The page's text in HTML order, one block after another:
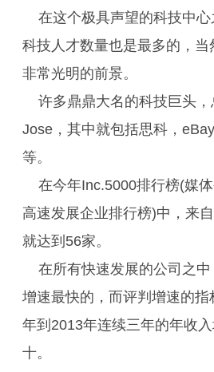
在这个极具声望的科技中
科技人才数量也是最多的，
非常光明的前景。
许多鼎鼎大名的科技巨头
Jose，其中就包括思科，
等。
在今年Inc.5000排行榜(媒
高速发展企业排行榜)中，来
就达到56家。
在所有快速发展的公司之
增速最快的，而评判增速的
年到2013年连续三年的年收
十。